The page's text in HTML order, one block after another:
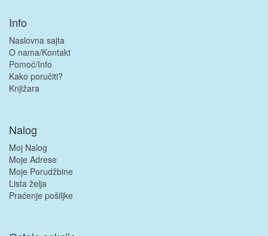
Info
Naslovna sajta
O nama/Kontakt
Pomoć/Info
Kako poručiti?
Knjižara
Nalog
Moj Nalog
Moje Adrese
Moje Porudžbine
Lista želja
Praćenje pošiljke